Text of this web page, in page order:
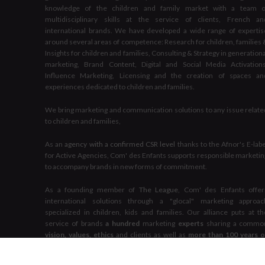
knowledge of the children and family market with a team
multidisciplinary skills at the service of clients, French
international brands. We have developed a wide range of
around several areas of competence: Research for children, families
Insights for children and families, Consulting & Strategy in
marketing, Brand Content, Digital and Social Media
Influence Marketing, Licensing and the creation of spaces
experiences dedicated to children and families.
We bring marketing and communication solutions to any issue
to children and families,
As anagency with a confirmed CSR level thanks to the Afnor's E-
for Active Agencies, Com' des Enfants supports responsible
to accompany brands in new forms of commitment.
As a founding member of The League, Com' des Enfants
international solutions through a "glocal" marketing
specialized in children, kids and families. Our alliance puts at
service of brands a hundred marketing experts sharing a
vision, values, ethics and clients as well as more than 100 years